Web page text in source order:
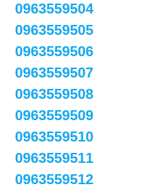
0963559504
0963559505
0963559506
0963559507
0963559508
0963559509
0963559510
0963559511
0963559512